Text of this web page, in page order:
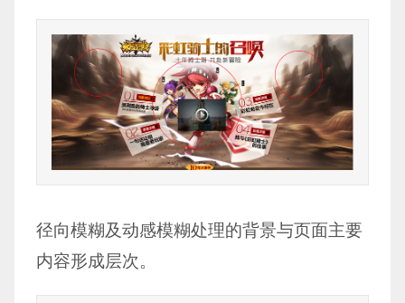
径向模糊及动感模糊处理的背景与页面主要
内容形成层次。